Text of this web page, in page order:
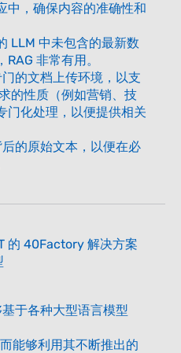
中，确保内容的准确性和
LLM 中未包含的最新数
非常有用。
的文档上传环境，以支
的性质（例如营销、技
门化处理，以便提供相关
的原始文本，以便在必
的 40Factory 解决方案
于各种大型语言模型
能够利用其不断推出的